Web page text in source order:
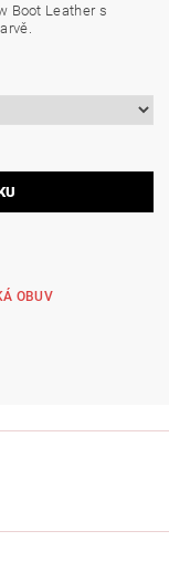
Boot Leather s
OBUV